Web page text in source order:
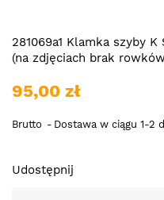
281069a1 Klamka szyby
(na zdjęciach brak
95,00 zł
Brutto Dostawa w ciągu 1-2
Udostępnij